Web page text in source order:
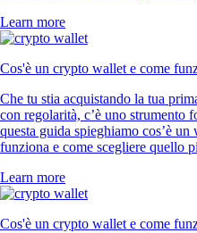
Learn more
Cos'è un crypto wallet e come
Che tu stia acquistando la tua
con regolarità, c’è uno strumento
questa guida spieghiamo cos’è
funziona e come scegliere quello
Learn more
Cos'è un crypto wallet e come